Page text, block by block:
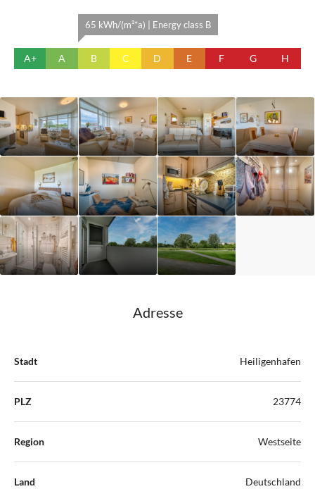
A+ A
65 kWh/(m²*a) | Energy class B
B C D E F G H
Adresse
Stadt Heiligenhafen
PLZ 23774
Region Westseite
Land Deutschland